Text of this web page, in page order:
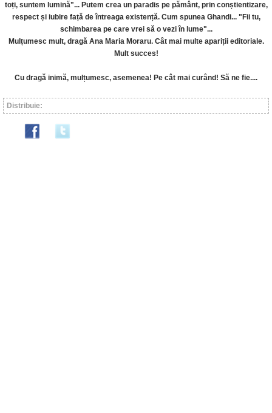
toți, suntem lumină"... Putem crea un paradis pe pământ, prin conștientizare,
respect și iubire față de întreaga existență. Cum spunea Ghandi... "Fii tu,
schimbarea pe care vrei să o vezi în lume"...
Mulțumesc mult, dragă Ana Maria Moraru. Cât mai multe apariții editoriale.
Mult succes!
Cu dragă inimă, mulțumesc, asemenea! Pe cât mai curând! Să ne fie....
Distribuie: